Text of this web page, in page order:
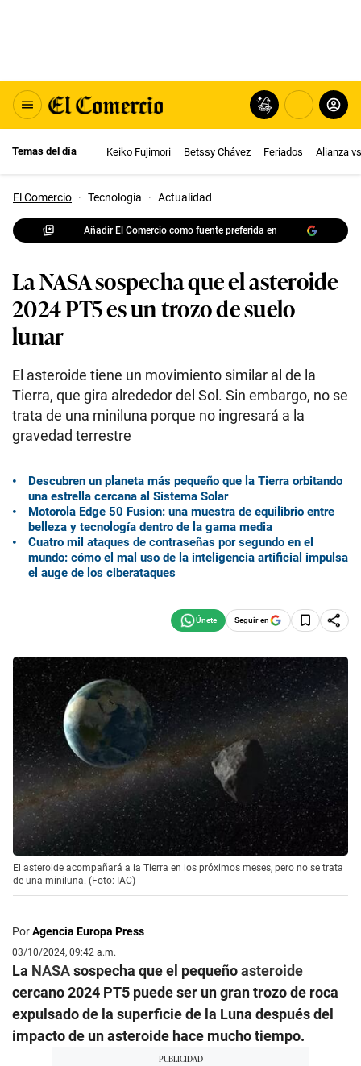
Temas del día Keiko Fujimori Betssy Chávez Feriados Alianza
El Comercio · Tecnologia · Actualidad
Añadir El Comercio como fuente preferida en
La NASA sospecha que el asteroide
2024 PT5 es un trozo de suelo
lunar
El asteroide tiene un movimiento similar al de la
Tierra, que gira alrededor del Sol. Sin embargo, no se
trata de una miniluna porque no ingresará a la
gravedad terrestre
Descubren un planeta más pequeño que la Tierra orbitando
una estrella cercana al Sistema Solar
Motorola Edge 50 Fusion: una muestra de equilibrio entre
belleza y tecnología dentro de la gama media
Cuatro mil ataques de contraseñas por segundo en el
mundo: cómo el mal uso de la inteligencia artificial impulsa
el auge de los ciberataques
Seguir en
El asteroide acompañará a la Tierra en los próximos meses, pero no se trata
de una miniluna. (Foto: IAC)
PorAgencia Europa Press
03/10/2024, 09:42 a.m.
La NASAsospecha que el pequeñoasteroide
cercano 2024 PT5 puede ser un gran trozo de roca
expulsado de la superficie de la Luna después del
impacto de un asteroide hace mucho tiempo.